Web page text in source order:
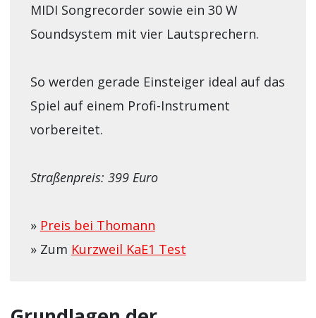
MIDI Songrecorder sowie ein 30 W
Soundsystem mit vier Lautsprechern.
So werden gerade Einsteiger ideal auf das
Spiel auf einem Profi-Instrument
vorbereitet.
Straßenpreis: 399 Euro
» Preis bei Thomann
» Zum Kurzweil KaE1 Test